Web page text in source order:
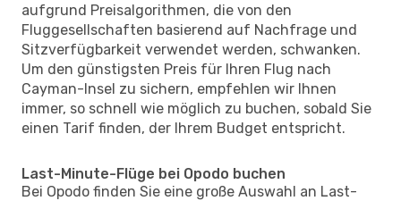
aufgrund Preisalgorithmen, die von den
Fluggesellschaften basierend auf Nachfrage und
Sitzverfügbarkeit verwendet werden, schwanken.
Um den günstigsten Preis für Ihren Flug nach
Cayman-Insel zu sichern, empfehlen wir Ihnen
immer, so schnell wie möglich zu buchen, sobald Sie
einen Tarif finden, der Ihrem Budget entspricht.
Last-Minute-Flüge bei Opodo buchen
Bei Opodo finden Sie eine große Auswahl an Last-